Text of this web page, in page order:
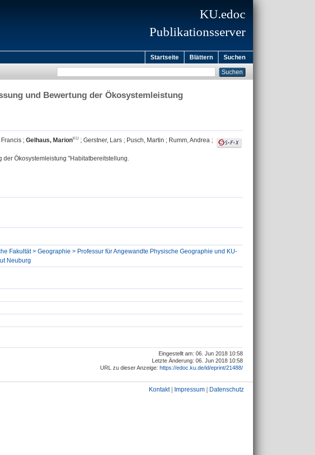
KU.edoc
Publikationsserver
Startseite Blättern Suchen
und Bewertung der Ökosystemleistung
Francis ; Gelhaus, Marion ; Gerstner, Lars ; Pusch, Martin ; Rumm, Andrea ;
der Ökosystemleistung "Habitatbereitstellung.
Fakultät > Geographie > Professur für Angewandte Physische Geographie und KU-
Neuburg
Eingestellt am: 06. Jun 2018 10:58
Letzte Änderung: 06. Jun 2018 10:58
URL zu dieser Anzeige: https://edoc.ku.de/id/eprint/21488/
Kontakt| Impressum Datenschutz